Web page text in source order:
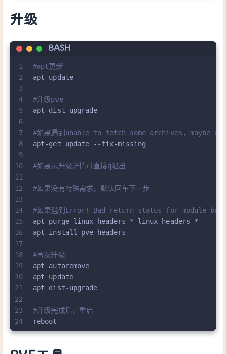
升级
BASH
1
2
3
4
5
6
7
8
9
10
11
12
13
14
15
16
17
18
19
20
21
22
23
24
#apt更新
apt update
#升级pve
apt dist-upgrade
#如果遇到unable to fetch some archives, maybe
apt-get update --fix-missing
#如展示升级详情可直接q退出
#如果没有特殊需求，默认回车下一步
#如果遇到Error! Bad return status for module
apt purge linux-headers-* linux-headers-*
apt install pve-headers
#再次升级
apt autoremove
apt update
apt dist-upgrade
#升级完成后，重启
reboot